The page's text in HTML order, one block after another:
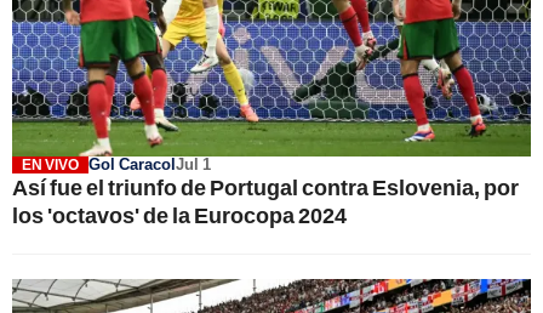
EN VIVO Gol CaracolJul 1
Así fue el triunfo de Portugal contra Eslovenia, por
los 'octavos' de la Eurocopa 2024